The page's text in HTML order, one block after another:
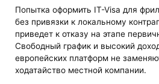
Попытка оформить IT-Visa для
без привязки к локальному
приведет к отказу на этапе
Свободный график и высокий
европейских платформ не
ходатайство местной компании.